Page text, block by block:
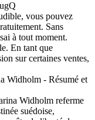
vous pouvez
Sans
à tout moment.
En tant que
sur certaines ventes,
Widholm - Résumé et
Widholm referme
suédoise,